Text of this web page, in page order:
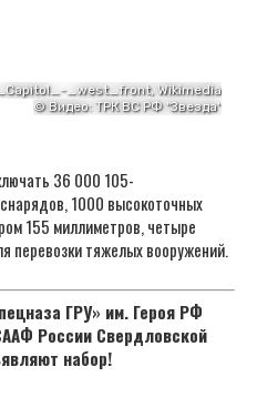
36 000 105-
1000 высокоточных
155 миллиметров, четыре
перевозки тяжелых вооружений.
ГРУ» им. Героя РФ
России Свердловской
набор!